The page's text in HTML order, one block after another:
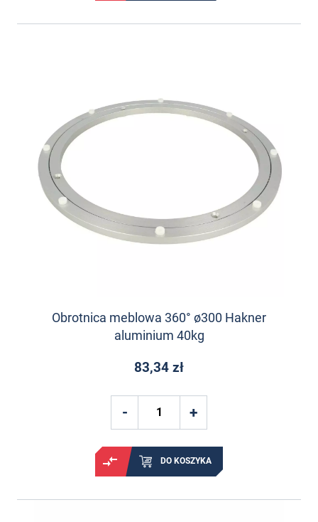
Obrotnica meblowa 360° ø300 Hakner
aluminium 40kg
83,34 zł
DO KOSZYKA